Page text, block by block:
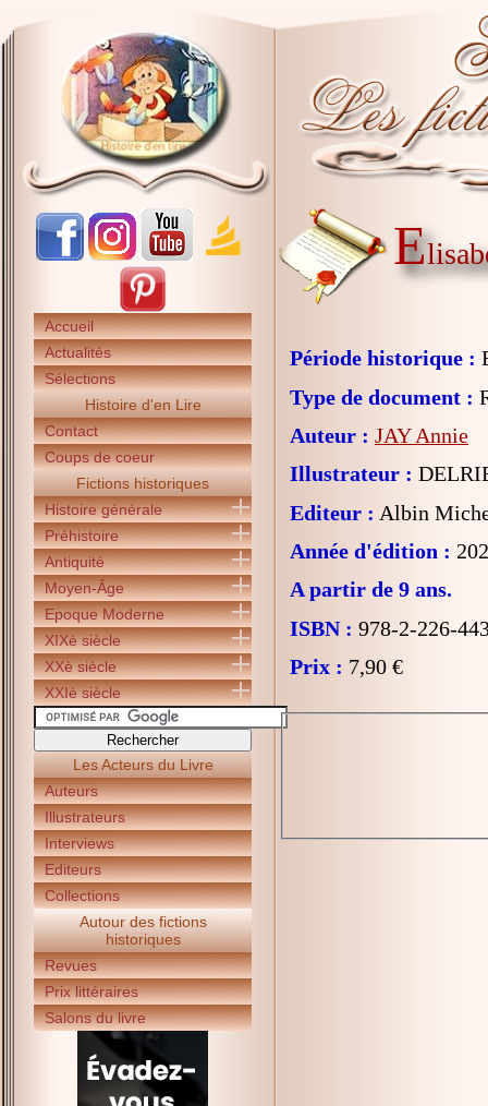
Accueil
Actualités
Sélections
Histoire d'en Lire
Contact
Coups de coeur
Fictions historiques
Histoire générale
Préhistoire
Antiquité
Moyen-Âge
Epoque Moderne
XIXè siècle
XXè siècle
XXIè siècle
Les Acteurs du Livre
Auteurs
Illustrateurs
Interviews
Editeurs
Collections
Autour des fictions
historiques
Revues
Prix littéraires
Salons du livre
E
Période historique :
Type de document :
Auteur : JAY Annie
Illustrateur :
Editeur : Albin
Année d'édition :
A partir de 9 ans.
ISBN : 978-2-226-
Prix : 7,90 €